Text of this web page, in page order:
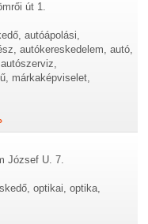
út 1.
autóápolási,
autókereskedelem, autó,
márkaképviselet,
József U. 7.
optikai, optika,